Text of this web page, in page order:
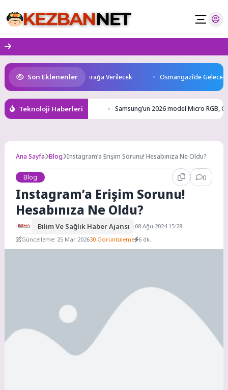
to
content
Son Eklenenler
Makedonya’da Toprağa Verilecek Osmangazi’de Geleceğin
Teknoloji Haberleri Samsung’un 2026 model Micro RGB,
Ana Sayfa Blog Instagram’a Erişim Sorunu! Hesabınıza Ne Oldu?
Blog 0
Instagram’a Erişim Sorunu!
Hesabınıza Ne Oldu?
Bilim Ve Sağlık Haber Ajansı
08 Ağu 2024 15:28
Güncelleme: 25 Mar 202630 Görüntüleme 6 dk.